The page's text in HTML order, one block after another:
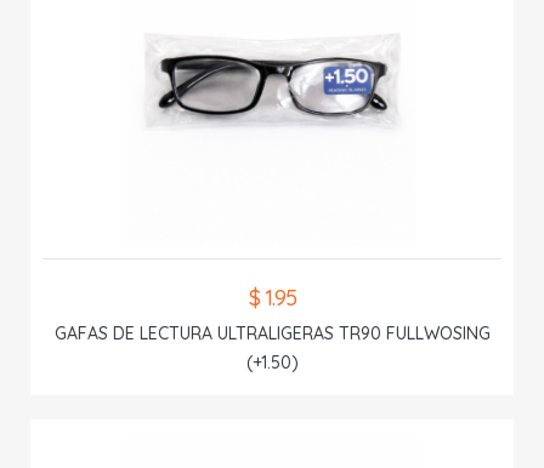
$ 1.95
GAFAS DE LECTURA ULTRALIGERAS TR90 FULLWOSING
(+1.50)